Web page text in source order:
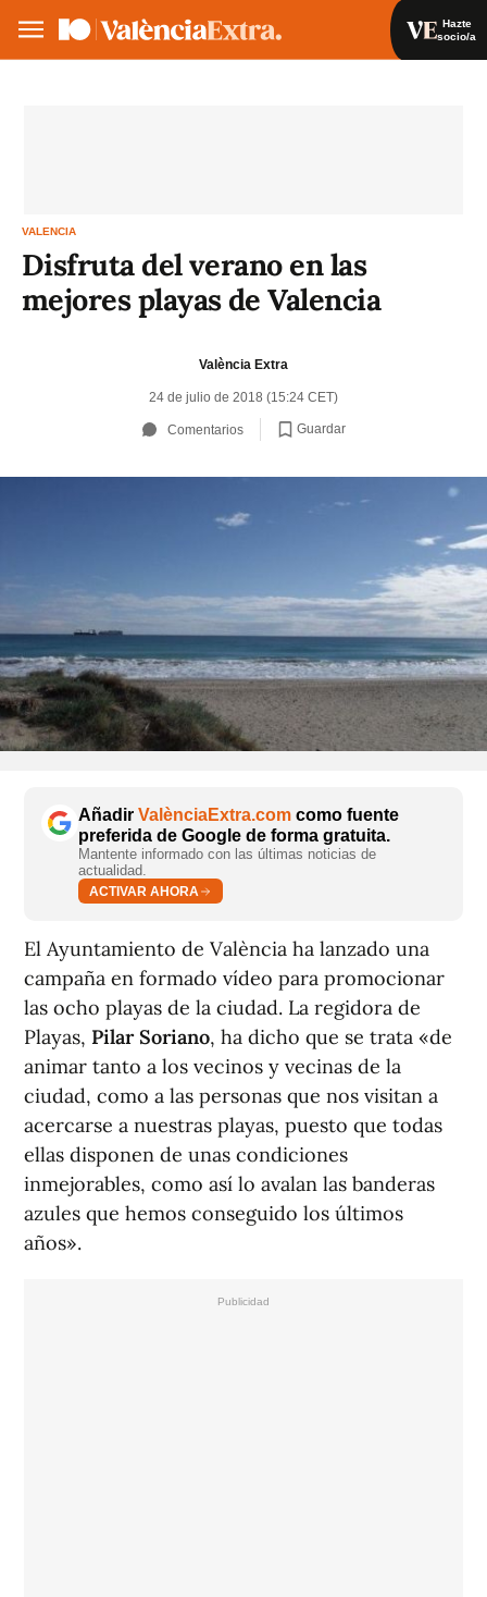
Hazte
socio/a
VALENCIA
Disfruta del verano en las
mejores playas de Valencia
València Extra
24 de julio de 2018 (15:24 CET)
Comentarios Guardar
Añadir ValènciaExtra.com como fuente
preferida de Google de forma gratuita.
Mantente informado con las últimas noticias de
actualidad.
ACTIVAR AHORA
El Ayuntamiento de València ha lanzado una
campaña en formado vídeo para promocionar
las ocho playas de la ciudad. La regidora de
Playas, Pilar Soriano, ha dicho que se trata «de
animar tanto a los vecinos y vecinas de la
ciudad, como a las personas que nos visitan a
acercarse a nuestras playas, puesto que todas
ellas disponen de unas condiciones
inmejorables, como así lo avalan las banderas
azules que hemos conseguido los últimos
años».